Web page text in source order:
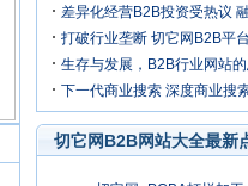
差异化经营B2B投资受热议
打破行业垄断 切它网B2B平
生存与发展，B2B行业网站
下一代商业搜索 深度商业搜
切它网B2B网站大全最新